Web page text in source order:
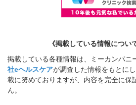
《掲載している情報につい
掲載している各種情報は、ミーカンパニ
社eヘルスケアが調査した情報をもとに
載に努めておりますが、内容を完全に保
ん。